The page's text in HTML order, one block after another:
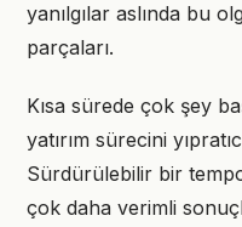
yanılgılar aslında bu
parçaları.
Kısa sürede çok şey
yatırım sürecini
Sürdürülebilir bir
çok daha verimli